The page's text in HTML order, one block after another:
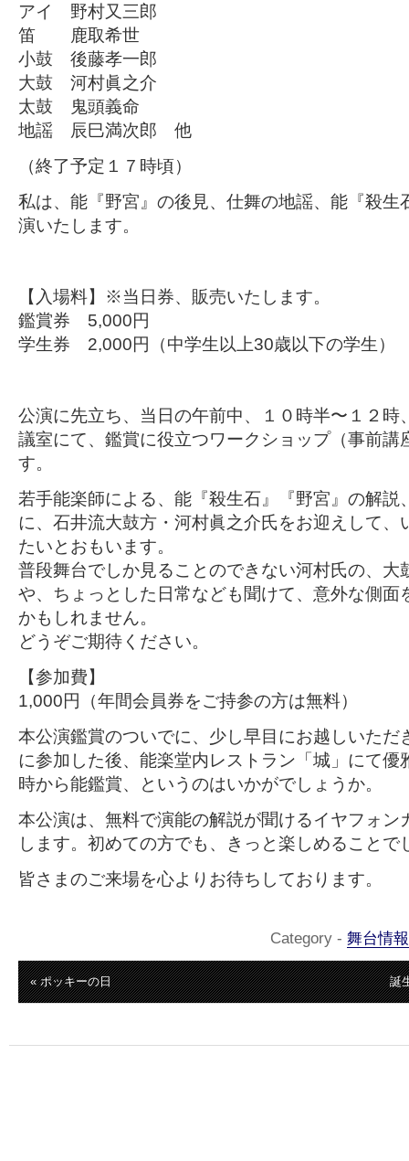
アイ 野村又三郎
笛 鹿取希世
小鼓 後藤孝一郎
大鼓 河村眞之介
太鼓 鬼頭義命
地謡 辰巳満次郎 他
（終了予定１７時頃）
私は、能『野宮』の後見、仕舞の地謡、能『殺生
演いたします。
【入場料】※当日券、販売いたします。
鑑賞券 5,000円
学生券 2,000円（中学生以上30歳以下の学生）
公演に先立ち、当日の午前中、１０時半〜１２時
議室にて、鑑賞に役立つワークショップ（事前講
す。
若手能楽師による、能『殺生石』『野宮』の解説
に、石井流大鼓方・河村眞之介氏をお迎えして、
たいとおもいます。
普段舞台でしか見ることのできない河村氏の、大
や、ちょっとした日常なども聞けて、意外な側面
かもしれません。
どうぞご期待ください。
【参加費】
1,000円（年間会員券をご持参の方は無料）
本公演鑑賞のついでに、少し早目にお越しいただ
に参加した後、能楽堂内レストラン「城」にて優
時から能鑑賞、というのはいかがでしょうか。
本公演は、無料で演能の解説が聞けるイヤフォン
します。初めての方でも、きっと楽しめることで
皆さまのご来場を心よりお待ちしております。
Category - 舞台情報
« ポッキーの日 誕